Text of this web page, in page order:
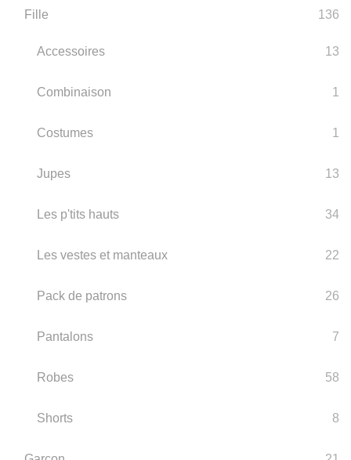
Fille 136
Accessoires 13
Combinaison 1
Costumes 1
Jupes 13
Les p'tits hauts 34
Les vestes et manteaux 22
Pack de patrons 26
Pantalons 7
Robes 58
Shorts 8